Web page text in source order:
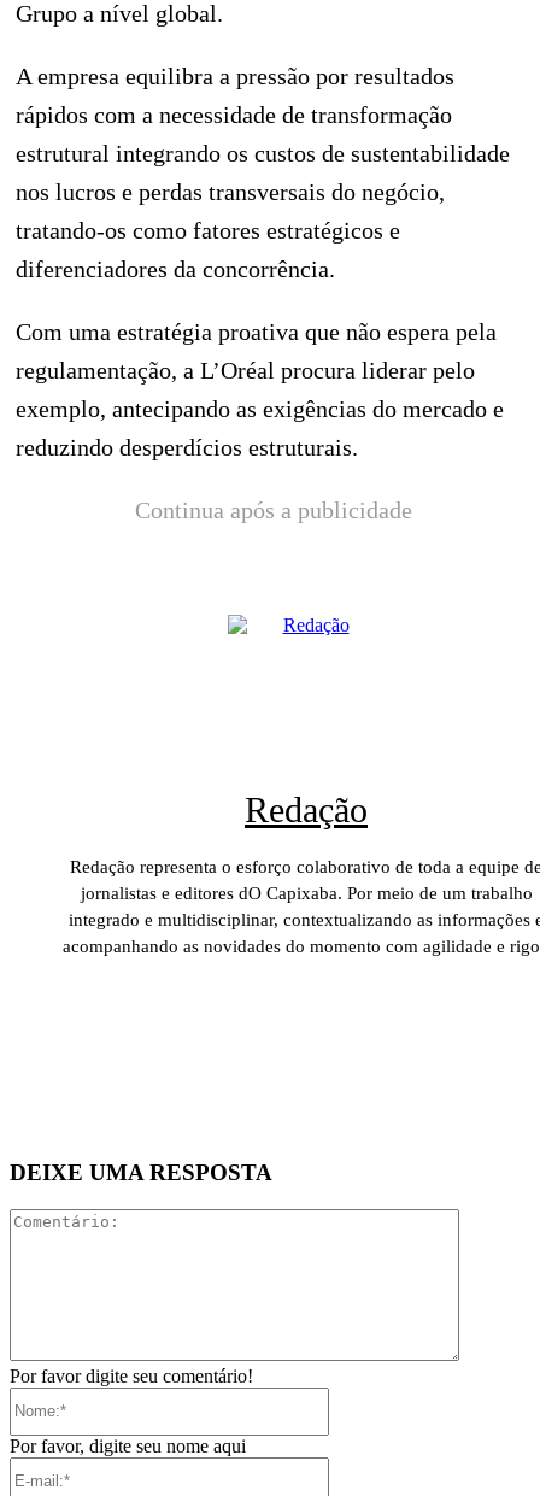
Grupo a nível global.
A empresa equilibra a pressão por resultados
rápidos com a necessidade de transformação
estrutural integrando os custos de sustentabilidade
nos lucros e perdas transversais do negócio,
tratando-os como fatores estratégicos e
diferenciadores da concorrência.
Com uma estratégia proativa que não espera pela
regulamentação, a L’Oréal procura liderar pelo
exemplo, antecipando as exigências do mercado e
reduzindo desperdícios estruturais.
Continua após a publicidade
Redação
Redação representa o esforço colaborativo de toda a equipe
jornalistas e editores dO Capixaba. Por meio de um trabalho
integrado e multidisciplinar, contextualizando as informações
acompanhando as novidades do momento com agilidade e
DEIXE UMA RESPOSTA
Por favor digite seu comentário!
Por favor, digite seu nome aqui